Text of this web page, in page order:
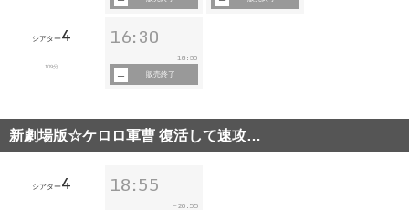
シアター4
109分
16:30
~ 18:30
販売終了
新劇場版☆ケロロ軍曹 復活して速攻…
シアター4 18:55
~ 20:55